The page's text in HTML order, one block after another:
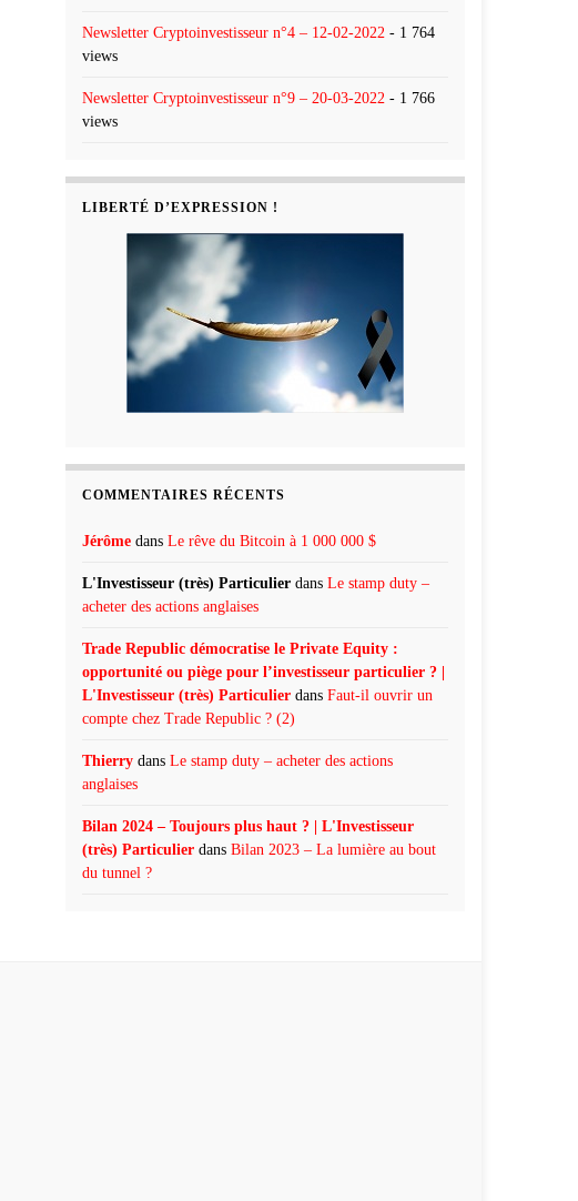
Newsletter Cryptoinvestisseur n°4 – 12-02-2022 - 1 764
views
Newsletter Cryptoinvestisseur n°9 – 20-03-2022 - 1 766
views
LIBERTÉ D’EXPRESSION !
COMMENTAIRES RÉCENTS
Jérôme dans Le rêve du Bitcoin à 1 000 000 $
L'Investisseur (très) Particulier dans Le stamp duty –
acheter des actions anglaises
Trade Republic démocratise le Private Equity :
opportunité ou piège pour l’investisseur particulier ? |
L'Investisseur (très) Particulier dans Faut-il ouvrir un
compte chez Trade Republic ? (2)
Thierry dans Le stamp duty – acheter des actions
anglaises
Bilan 2024 – Toujours plus haut ? | L'Investisseur
(très) Particulier dans Bilan 2023 – La lumière au bout
du tunnel ?